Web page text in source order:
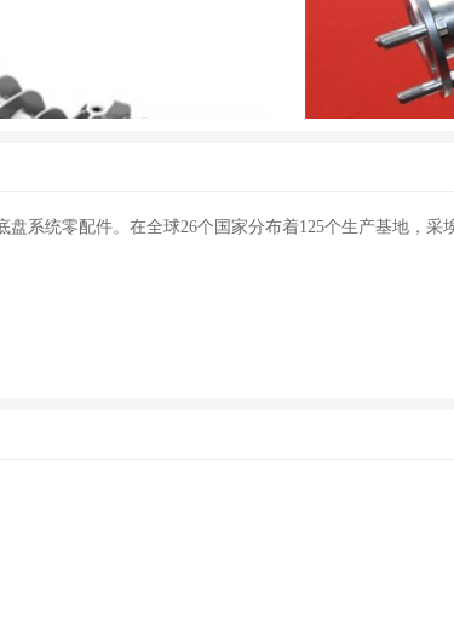
系统零配件。在全球26个国家分布着125个生产基地，采